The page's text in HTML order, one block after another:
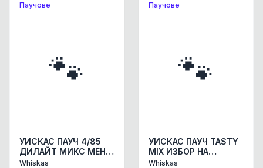
Паучове
🐾
УИСКАС ПАУЧ 4/85
ДИЛАЙТ МИКС МЕНЮ
КОНСЕРВИ КОНСЕРВИ
Whiskas
Паучове
🐾
УИСКАС ПАУЧ TASTY
MIX ИЗБОР НА
ГОТВАЧА 4/ 85бр
Whiskas